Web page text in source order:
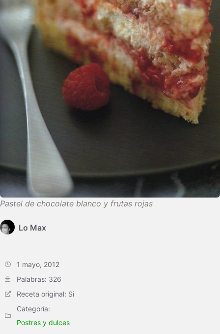
Pastel de chocolate blanco y frutas rojas
Lo Max
1 mayo, 2012
Palabras: 326
Receta original: Si
Categoría:
Postres y dulces